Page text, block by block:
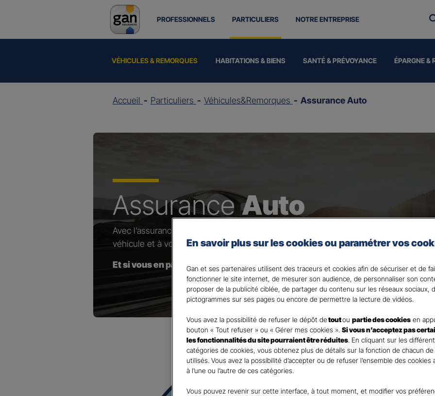
PROFESSIONNELS PARTICULIERS
VÉHICULES & REMORQUES HABITATIONS & BIENS SANTÉ & PRÉVOYANCE ÉPARGNE &
NOTRE ENTREPRISE
Accueil Particuliers Véhicules&Remorques Assurance Auto
AssuranceAuto
Avec l’assurance pour votre auto de Gan Assurances, vous choisissez les
véhicule et à vos besoins.
Et si vous en parliez avec votre Agent général ?
En savoir plus sur les cookies ou paramétrer vos
Gan et ses partenaires utilisent des traceurs et cookies afin de sécuriser et de
fonctionner le site internet, de mesurer son audience, de personnaliser son
proposer de la publicité ciblée, de partager du contenu sur les réseaux sociaux,
pictogrammes sur ses pages ou encore de permettre la lecture de vidéos.
Vous avez la possibilité de refuser le dépôt detoutou partie des cookies en
bouton « Tout refuser » ou « Gérer mes cookies ». Si vous n’acceptez pas
les fonctionnalités du site pourraient être réduites. En cliquant sur les
catégories de cookies, vous obtenez plus de détails sur la fonction de chacun
utilisés. Vous avez la possibilité d’accepter ou de refuser l’ensemble des cookies
à l’une ou l’autre de ces catégories.
Vous pouvez revenir sur cette interface, à tout moment, et modifier vos